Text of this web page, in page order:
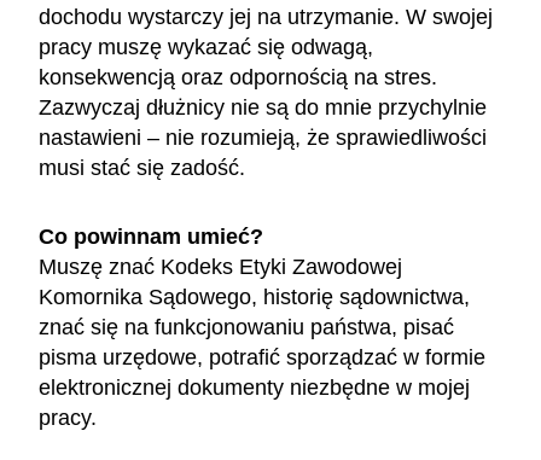
dochodu wystarczy jej na utrzymanie. W swojej
pracy muszę wykazać się odwagą,
konsekwencją oraz odpornością na stres.
Zazwyczaj dłużnicy nie są do mnie przychylnie
nastawieni – nie rozumieją, że sprawiedliwości
musi stać się zadość.
Co powinnam umieć?
Muszę znać Kodeks Etyki Zawodowej
Komornika Sądowego, historię sądownictwa,
znać się na funkcjonowaniu państwa, pisać
pisma urzędowe, potrafić sporządzać w formie
elektronicznej dokumenty niezbędne w mojej
pracy.